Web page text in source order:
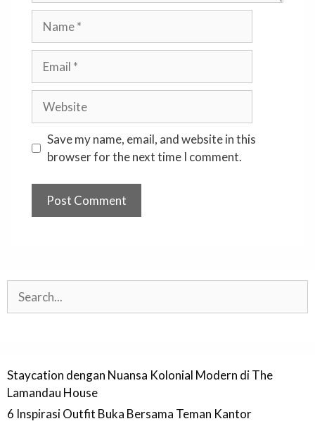
Save my name, email, and website in this
browser for the next time I comment.
Staycation dengan Nuansa Kolonial Modern di The
Lamandau House
6 Inspirasi Outfit Buka Bersama Teman Kantor